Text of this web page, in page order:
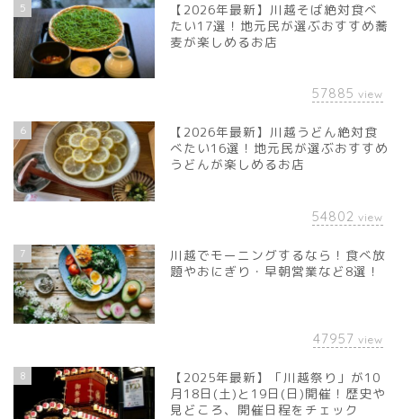
5
【2026年最新】川越そば絶対食べ
たい17選！地元民が選ぶおすすめ蕎
麦が楽しめるお店
57885 view
6
【2026年最新】川越うどん絶対食
べたい16選！地元民が選ぶおすすめ
うどんが楽しめるお店
54802 view
7
川越でモーニングするなら！食べ放
題やおにぎり・早朝営業など8選！
47957 view
8
【2025年最新】「川越祭り」が10
月18日(土)と19日(日)開催！歴史や
見どころ、開催日程をチェック